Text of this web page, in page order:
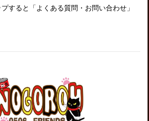
すると「よくある質問・お問い合わせ」